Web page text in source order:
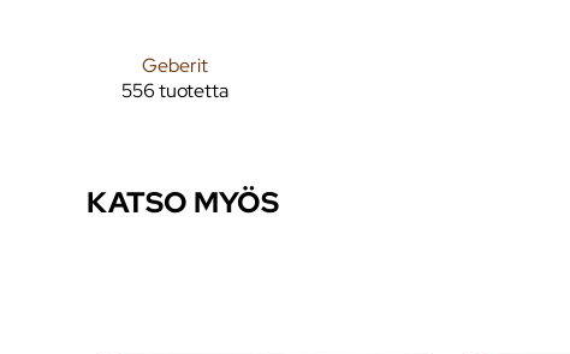
Geberit
556 tuotetta
KATSO MYÖS